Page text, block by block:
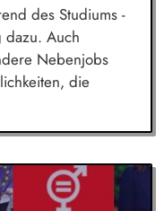
des Studiums -
dazu. Auch
Nebenjobs
die